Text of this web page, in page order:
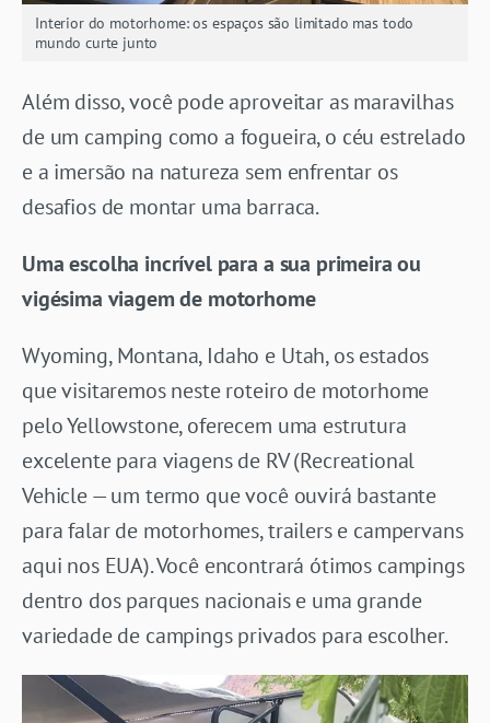
Interior do motorhome: os espaços são limitado mas todo
mundo curte junto
Além disso, você pode aproveitar as maravilhas
de um camping como a fogueira, o céu estrelado
e a imersão na natureza sem enfrentar os
desafios de montar uma barraca.
Uma escolha incrível para a sua primeira ou
vigésima viagem de motorhome
Wyoming, Montana, Idaho e Utah, os estados
que visitaremos neste roteiro de motorhome
pelo Yellowstone, oferecem uma estrutura
excelente para viagens de RV (Recreational
Vehicle — um termo que você ouvirá bastante
para falar de motorhomes, trailers e campervans
aqui nos EUA). Você encontrará ótimos campings
dentro dos parques nacionais e uma grande
variedade de campings privados para escolher.